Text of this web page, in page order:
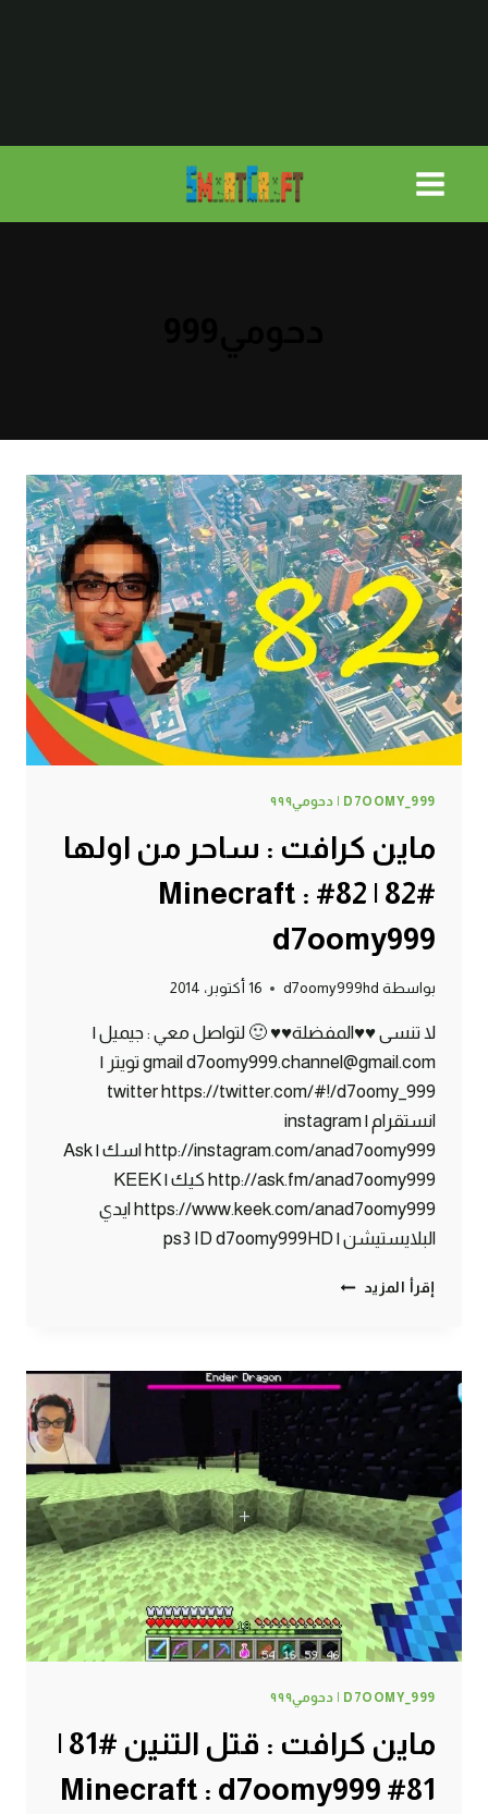
D7OOMY_999 | دحومي٩٩٩
ماين كرافت : ساحر من اولها
#82 | 82# Minecraft :
d7oomy999
بواسطة d7oomy999hd 16 أكتوبر، 2014
لا تنسى ♥♥المفضلة♥♥ 🙂 لتواصل معي : جيميل |
gmail d7oomy999.channel@gmail.com تويتر |
twitter https://twitter.com/#!/d7oomy_999
انستقرام | instagram
http://instagram.com/anad7oomy999 اسك | Ask
http://ask.fm/anad7oomy999 كيك | KEEK
https://www.keek.com/anad7oomy999 ايدي
البلايستيشن | ps3 ID d7oomy999HD
إقرأ المزيد ماين
من
اولها
#82
82#
MINECRAFT
:
D7OOMY999
D7OOMY_999 | دحومي٩٩٩
ماين كرافت : قتل التنين #81 |
81# Minecraft : d7oomy999